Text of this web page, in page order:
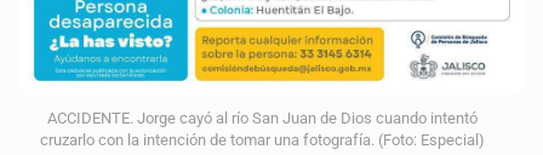
ACCIDENTE. Jorge cayó al río San Juan de Dios cuando intentó
cruzarlo con la intención de tomar una fotografía. (Foto: Especial)